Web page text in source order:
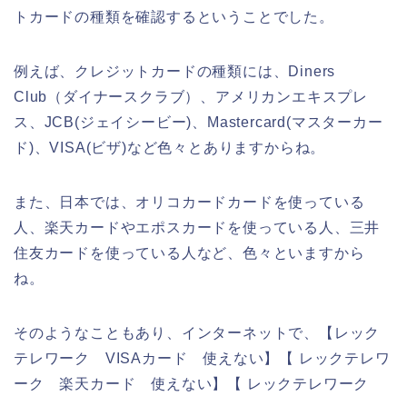
トカードの種類を確認するということでした。
例えば、クレジットカードの種類には、Diners
Club（ダイナースクラブ）、アメリカンエキスプレ
ス、JCB(ジェイシービー)、Mastercard(マスターカー
ド)、VISA(ビザ)など色々とありますからね。
また、日本では、オリコカードカードを使っている
人、楽天カードやエポスカードを使っている人、三井
住友カードを使っている人など、色々といますから
ね。
そのようなこともあり、インターネットで、【レック
テレワーク VISAカード 使えない】【 レックテレワ
ーク 楽天カード 使えない】【 レックテレワーク